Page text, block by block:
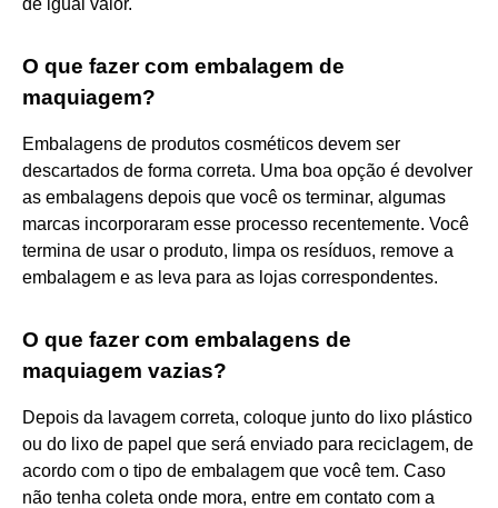
O que fazer com embalagem de
maquiagem?
Embalagens de produtos cosméticos devem ser
descartados de forma correta. Uma boa opção é devolver
as embalagens depois que você os terminar, algumas
marcas incorporaram esse processo recentemente. Você
termina de usar o produto, limpa os resíduos, remove a
embalagem e as leva para as lojas correspondentes.
O que fazer com embalagens de
maquiagem vazias?
Depois da lavagem correta, coloque junto do lixo plástico
ou do lixo de papel que será enviado para reciclagem, de
acordo com o tipo de embalagem que você tem. Caso
não tenha coleta onde mora, entre em contato com a